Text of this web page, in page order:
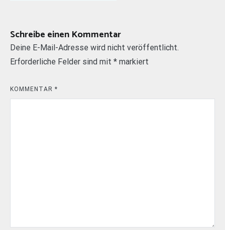
Schreibe einen Kommentar
Deine E-Mail-Adresse wird nicht veröffentlicht.
Erforderliche Felder sind mit * markiert
KOMMENTAR *